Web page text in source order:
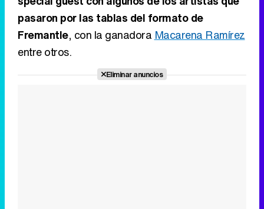
pasaron por las tablas del formato de
Fremantle, con la ganadora Macarena Ramírez
entre otros.
Eliminar anuncios